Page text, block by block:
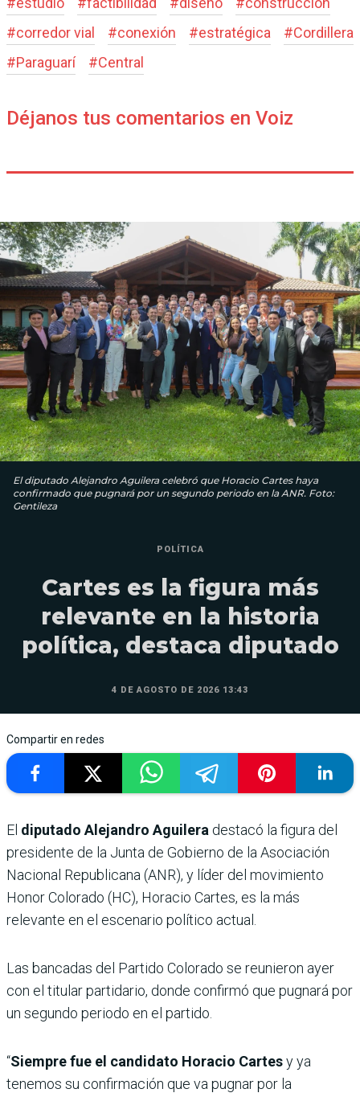
#corredor vial #conexión #estratégica #Cordillera
#Paraguarí #Central
Déjanos tus comentarios en Voiz
El diputado Alejandro Aguilera celebró que Horacio Cartes haya
confirmado que pugnará por un segundo periodo en la ANR. Foto:
Gentileza
POLÍTICA
Cartes es la figura más
relevante en la historia
política, destaca diputado
4 DE AGOSTO DE 2026 13:43
Compartir en redes
El diputado Alejandro Aguilera destacó la figura del
presidente de la Junta de Gobierno de la Asociación
Nacional Republicana (ANR), y líder del movimiento
Honor Colorado (HC), Horacio Cartes, es la más
relevante en el escenario político actual.
Las bancadas del Partido Colorado se reunieron ayer
con el titular partidario, donde confirmó que pugnará por
un segundo periodo en el partido.
“Siempre fue el candidato Horacio Cartesy ya
tenemos su confirmación que va pugnar por la